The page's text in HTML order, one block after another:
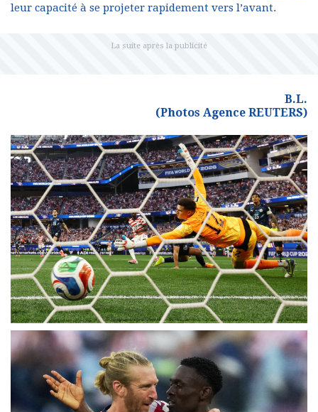
leur capacité à se projeter rapidement vers l’avant.
B.L.
(Photos Agence REUTERS)